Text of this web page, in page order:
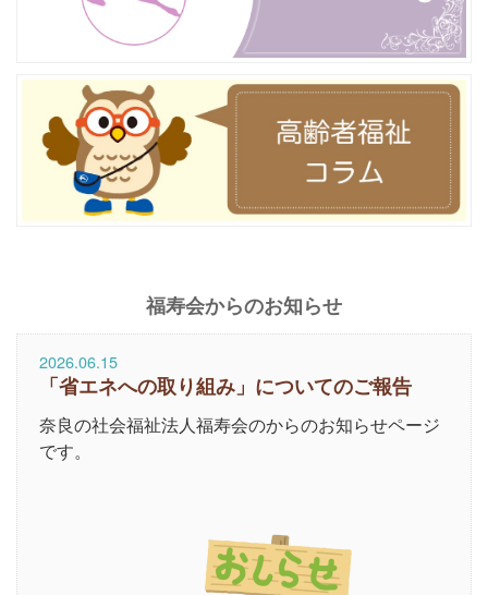
福寿会からのお知らせ
2026.06.15
「省エネへの取り組み」についてのご報告
奈良の社会福祉法人福寿会のからのお知らせページ
です。